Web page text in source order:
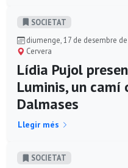
SOCIETAT
diumenge, 17 de desembre
Cervera
Lídia Pujol
Luminis, un camí
Dalmases
Llegir més
SOCIETAT